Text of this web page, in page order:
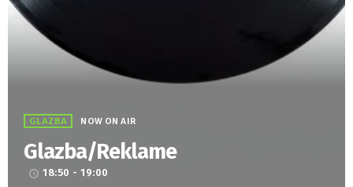
GLAZBA NOW ON AIR
Glazba/Reklame
access_time 18:50 - 19:00